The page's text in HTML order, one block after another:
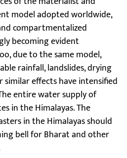
model adopted worldwide,
compartmentalized
becoming evident
due to the same model,
rainfall, landslides, drying
effects have intensified
entire water supply of
in the Himalayas. The
in the Himalayas should
bell for Bharat and other